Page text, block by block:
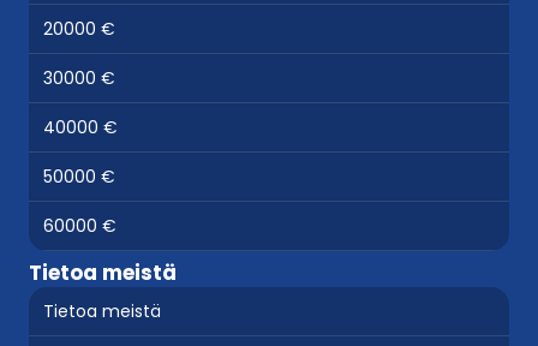
20000 €
30000 €
40000 €
50000 €
60000 €
Tietoa meistä
Tietoa meistä